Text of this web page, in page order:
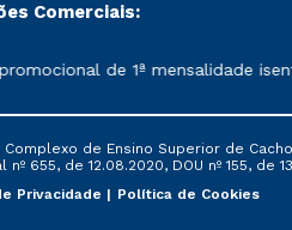
Comerciais:
de rematrícula conforme
de 1ª mensalidade
Complexo de Ensino Superior de
nº 655, de 12.08.2020, DOU nº 155, de
Privacidade
Política de Cookies